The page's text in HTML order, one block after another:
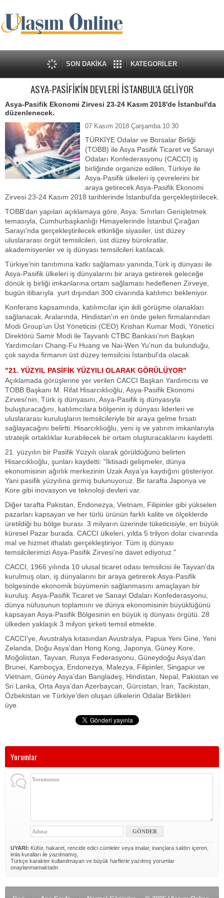
SON DAKİKA KATEGORİLER
ASYA-PASİFİK'İN DEVLERİ İSTANBUL'A GELİYOR
Asya-Pasifik Ekonomi Zirvesi 23-24 Kasım 2018'de İstanbul'da
düzenlenecek.
07 Kasım 2018 Çarşamba 10:30
TÜRKİYE Odalar ve Borsalar Birliği
(TOBB) ile Asya Pasifik Ticaret ve Sanayi
Odaları Konfederasyonu (CACCI) iş
birliğinde organize edilen, Türkiye ile
Asya-Pasifik ülkeleri iş çevrelerini bir
araya getirecek Asya-Pasifik Ekonomi
Zirvesi 23-24 Kasım 2018 tarihlerinde İstanbul'da gerçekleştirilecek.
TOBB'dan yapılan açıklamaya göre, Asya: Sınırları Genişletmek
temasıyla, Cumhurbaşkanlığı Himayelerinde İstanbul Çırağan
Sarayı'nda gerçekleştirilecek etkinliğe siyasiler, üst düzey
uluslararası örgüt temsilcileri, üst düzey bürokratlar,
akademisyenler ve iş dünyası temsilcileri katılacak.
Türkiye'nin tanıtımına katkı sağlaması yanında,Türk iş dünyası ile
Asya-Pasifik ülkeleri iş dünyalarını bir araya getirerek geleceğe
dönük iş birliği imkanlarına ortam sağlaması hedeflenen Zirveye,
bugün itibarıyla yurt dışından 300 civarında katılımcı bekleniyor.
Konferans kapsamında, katılımcılar için ikili görüşme olanakları
sağlanacak. Aralarında, Hindistan'ın en önde gelen firmalarından
Modi Group'un Üst Yöneticisi (CEO) Krishan Kumar Modi, Yönetici
Direktörü Samir Modi ile Tayvanlı CTBC Bankası'nın Başkan
Yardımcıları Chang-Fu Huang ve Nai-Wen Yu’nun da bulunduğu,
çok sayıda firmanın üst düzey temsilcisi İstanbul'da olacak.
"21. YÜZYIL PASİFİK YÜZYILI OLARAK GÖRÜLÜYOR"
Açıklamada görüşlerine yer verilen CACCI Başkan Yardımcısı ve
TOBB Başkanı M. Rifat Hisarcıklıoğlu, Asya-Pasifik Ekonomi
Zirvesi'nin, Türk iş dünyasını, Asya-Pasifik iş dünyasıyla
buluşturacağını, katılımcılara bölgenin iş dünyası liderleri ve
uluslararası kuruluşların temsilcileriyle bir araya gelme fırsatı
sağlayacağını belirtti. Hisarcıklıoğlu, yeni iş ve yatırım imkanlarıyla
stratejik ortaklıklar kurabilecek bir ortam oluşturacaklarını kaydetti.
21. yüzyılın bir Pasifik Yüzyılı olarak görüldüğünü belirten
Hisarcıklıoğlu, şunları kaydetti: "İktisadi gelişmeler, dünya
ekonomisinin ağırlık merkezinin Uzak Asya’ya kaydığını gösteriyor.
Yani pasifik yüzyılına girmiş bulunuyoruz. Bir tarafta Japonya ve
Kore gibi inovasyon ve teknoloji devleri var.
Diğer tarafta Pakistan, Endonezya, Vietnam, Filipinler gibi yükselen
pazarları kapsayan ve her türlü ürünün farklı kalite ve ölçeklerde
üretildiği bu bölge burası. 3 milyarın üzerinde tüketicisiyle, en büyük
küresel Pazar burada. CACCI ülkeleri, yılda 5 trilyon dolar civarında
mal ve hizmet ithalatı gerçekleştiriyor. Tüm iş dünyası
temsilcilerimizi Asya-Pasifik Zirvesi’ne davet ediyoruz."
CACCI, 1966 yılında 10 ulusal ticaret odası temsilcisi ile Tayvan'da
kurulmuş olan, iş dünyalarını bir araya getirerek Asya-Pasifik
bölgesinde ekonomik büyümenin sağlanmasını amaçlayan bir
kuruluş. Asya-Pasifik Ticaret ve Sanayi Odaları Konfederasyonu,
dünya nüfusunun toplamıını ve dünya ekonomisinin büyüklüğünü
kapsayan Asya-Pasifik Bölgesinin en büyük iş dünyası örgütü. 28
ülkeden yaklaşık 3 milyon şirketi temsil etmekte.
CACCI'ye, Avustralya kıtasından Avustralya, Papua Yeni Gine, Yeni
Zelanda, Doğu Asya'dan Hong Kong, Japonya, Güney Kore,
Moğolistan, Tayvan, Rusya Federasyonu, Güneydoğu Asya'dan
Brunei, Kamboçya, Endonezya, Malezya, Filipinler, Singapur ve
Vietnam, Güney Asya’dan Bangladeş, Hindistan, Nepal, Pakistan ve
Sri Lanka, Orta Asya’dan Azerbaycan, Gürcistan, İran, Tacikistan,
Özbekistan ve Türkiye’den oluşan ülkelerin Odalar Birlikleri
üye.
Yorumlar
UYARI: Küfür, hakaret, rencide edici cümleler veya imalar, inançlara saldırı içeren,
imla kuralları ile yazılmamış,
Türkçe karakter kullanılmayan ve büyük harflerle yazılmış yorumlar
onaylanmamaktadır.